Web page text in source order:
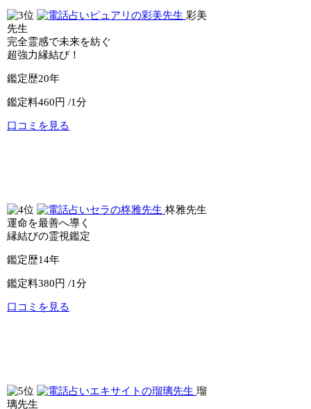
彩美
先生
完全霊感で未来を紡ぐ
超強力縁結び！
鑑定歴20年
鑑定料460円 /1分
口コミを見る
柊雅先生
運命を最善へ導く
縁結びの霊視鑑定
鑑定歴14年
鑑定料380円 /1分
口コミを見る
瑠
璃先生